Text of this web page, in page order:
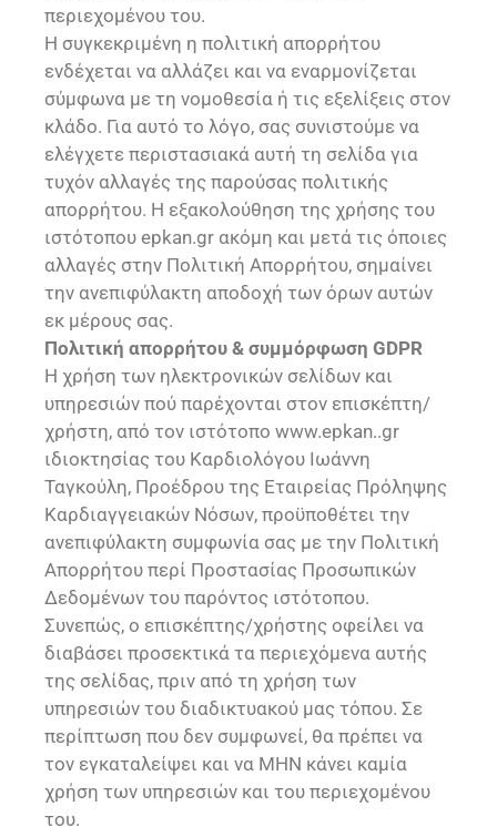
περιεχομένου του.
Η συγκεκριμένη η πολιτική απορρήτου
ενδέχεται να αλλάζει και να εναρμονίζεται
σύμφωνα με τη νομοθεσία ή τις εξελίξεις στον
κλάδο. Για αυτό το λόγο, σας συνιστούμε να
ελέγχετε περιστασιακά αυτή τη σελίδα για
τυχόν αλλαγές της παρούσας πολιτικής
απορρήτου. Η εξακολούθηση της χρήσης του
ιστότοπου epkan.gr ακόμη και μετά τις όποιες
αλλαγές στην Πολιτική Απορρήτου, σημαίνει
την ανεπιφύλακτη αποδοχή των όρων αυτών
εκ μέρους σας.
Πολιτική απορρήτου & συμμόρφωση GDPR
Η χρήση των ηλεκτρονικών σελίδων και
υπηρεσιών πού παρέχονται στον επισκέπτη/
χρήστη, από τον ιστότοπο www.epkan..gr
ιδιοκτησίας του Καρδιολόγου Ιωάννη
Ταγκούλη, Προέδρου της Εταιρείας Πρόληψης
Καρδιαγγειακών Νόσων, προϋποθέτει την
ανεπιφύλακτη συμφωνία σας με την Πολιτική
Απορρήτου περί Προστασίας Προσωπικών
Δεδομένων του παρόντος ιστότοπου.
Συνεπώς, ο επισκέπτης/χρήστης οφείλει να
διαβάσει προσεκτικά τα περιεχόμενα αυτής
της σελίδας, πριν από τη χρήση των
υπηρεσιών του διαδικτυακού μας τόπου. Σε
περίπτωση που δεν συμφωνεί, θα πρέπει να
τον εγκαταλείψει και να ΜΗΝ κάνει καμία
χρήση των υπηρεσιών και του περιεχομένου
του.